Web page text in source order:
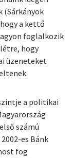
(Sárkányok
a kettő
foglalkozik
hogy
üzeneteket
a politikai
számú
es Bánk
fog